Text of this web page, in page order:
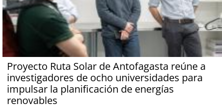
Proyecto Ruta Solar de Antofagasta reúne a
investigadores de ocho universidades para
impulsar la planificación de energías
renovables